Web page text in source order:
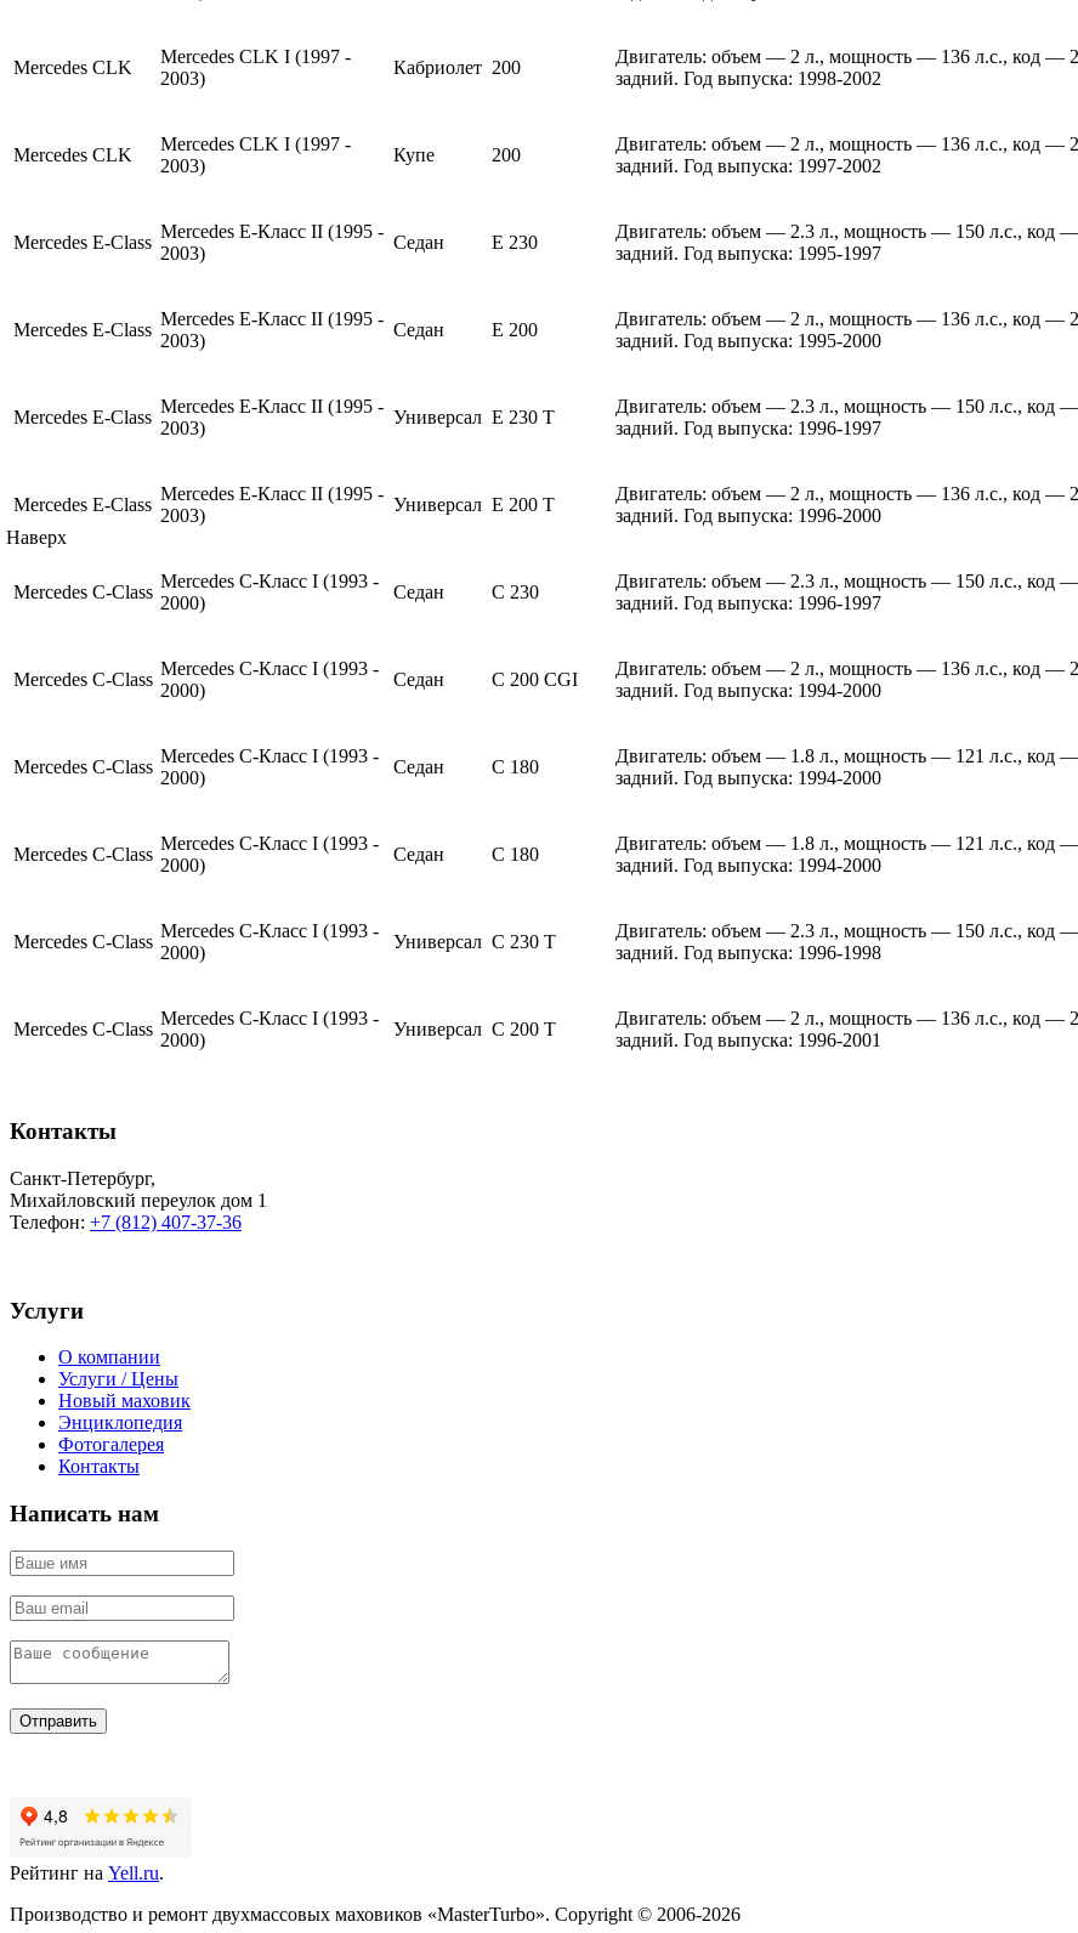
Mercedes CLK
Mercedes CLK I (1997 -
2003)
Кабриолет 200
Двигатель: объем — 2 л., мощность — 136 л.с., код —
задний. Год выпуска: 1998-2002
Mercedes CLK
Mercedes CLK I (1997 -
2003)
Купе 200
Двигатель: объем — 2 л., мощность — 136 л.с., код —
задний. Год выпуска: 1997-2002
Mercedes E-Class
Mercedes E-Класс II (1995 -
2003)
Седан E 230
Двигатель: объем — 2.3 л., мощность — 150 л.с., код
задний. Год выпуска: 1995-1997
Mercedes E-Class
Mercedes E-Класс II (1995 -
2003)
Седан E 200
Двигатель: объем — 2 л., мощность — 136 л.с., код —
задний. Год выпуска: 1995-2000
Mercedes E-Class
Mercedes E-Класс II (1995 -
2003)
Универсал E 230 T
Двигатель: объем — 2.3 л., мощность — 150 л.с., код
задний. Год выпуска: 1996-1997
Mercedes E-Class
Mercedes E-Класс II (1995 -
2003)
Универсал E 200 T
Двигатель: объем — 2 л., мощность — 136 л.с., код —
задний. Год выпуска: 1996-2000
Mercedes C-Class
Mercedes C-Класс I (1993 -
2000)
Седан C 230
Двигатель: объем — 2.3 л., мощность — 150 л.с., код
задний. Год выпуска: 1996-1997
Mercedes C-Class
Mercedes C-Класс I (1993 -
2000)
Седан C 200 CGI
Двигатель: объем — 2 л., мощность — 136 л.с., код —
задний. Год выпуска: 1994-2000
Mercedes C-Class
Mercedes C-Класс I (1993 -
2000)
Седан C 180
Двигатель: объем — 1.8 л., мощность — 121 л.с., код
задний. Год выпуска: 1994-2000
Mercedes C-Class
Mercedes C-Класс I (1993 -
2000)
Седан C 180
Двигатель: объем — 1.8 л., мощность — 121 л.с., код
задний. Год выпуска: 1994-2000
Mercedes C-Class
Mercedes C-Класс I (1993 -
2000)
Универсал C 230 T
Двигатель: объем — 2.3 л., мощность — 150 л.с., код
задний. Год выпуска: 1996-1998
Mercedes C-Class
Mercedes C-Класс I (1993 -
2000)
Универсал C 200 T
Двигатель: объем — 2 л., мощность — 136 л.с., код —
задний. Год выпуска: 1996-2001
Контакты
Санкт-Петербург,
Михайловский переулок дом 1
Телефон: +7 (812) 407-37-36
Услуги
О компании
Услуги / Цены
Новый маховик
Энциклопедия
Фотогалерея
Контакты
Написать нам
Отправить
Рейтинг на Yell.ru.
Производство и ремонт двухмассовых маховиков «MasterTurbo». Copyright © 2006-2026
Наверх